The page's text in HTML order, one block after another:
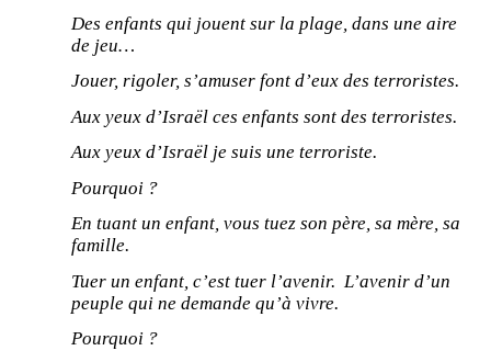
Des enfants qui jouent sur la plage, dans une aire
de jeu…
Jouer, rigoler, s’amuser font d’eux des terroristes.
Aux yeux d’Israël ces enfants sont des terroristes.
Aux yeux d’Israël je suis une terroriste.
Pourquoi ?
En tuant un enfant, vous tuez son père, sa mère, sa
famille.
Tuer un enfant, c’est tuer l’avenir. L’avenir d’un
peuple qui ne demande qu’à vivre.
Pourquoi ?